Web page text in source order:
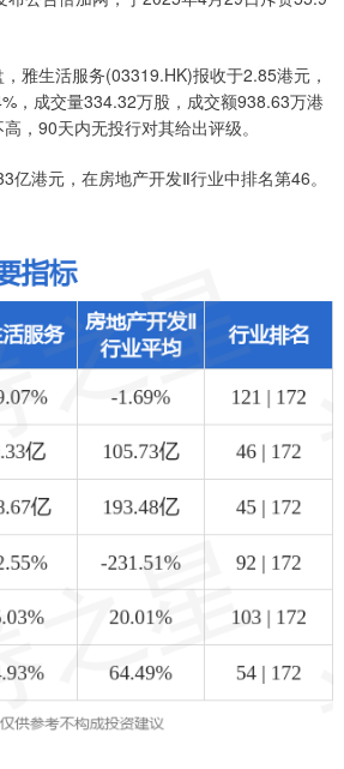
雅生活服务(03319.HK)报收于2.85港元，
，成交量334.32万股，成交额938.63万港
，90天内无投行对其给出评级。
亿港元，在房地产开发Ⅱ行业中排名第46。